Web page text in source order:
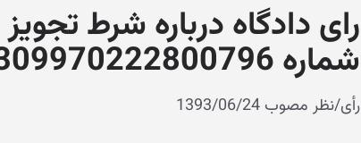
رای دادگاه درباره شرط
شماره 9309970222800796)
رأی/نظر مصوب 1393/06/24